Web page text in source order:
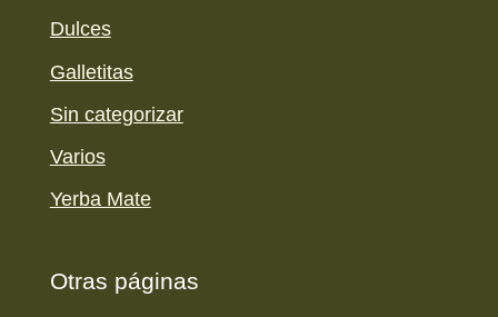
Dulces
Galletitas
Sin categorizar
Varios
Yerba Mate
Otras páginas